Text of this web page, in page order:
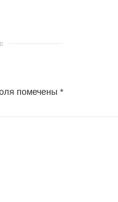
помечены *